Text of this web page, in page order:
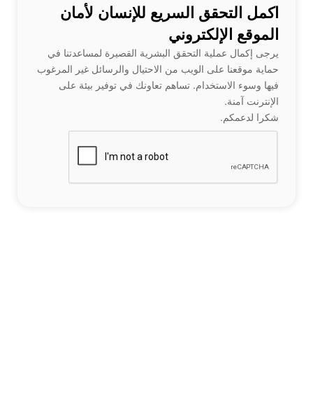
اكمل التحقق السريع للإنسان لأمان
الموقع الإلكتروني
يرجى إكمال عملية التحقق البشرية القصيرة لمساعدتنا في
حماية موقعنا على الويب من الاحتيال والرسائل غير المرغوب
فيها وسوء الاستخدام. تساهم تعاونك في توفير بيئة على
الإنترنت آمنة.
شكرا لدعمكم.